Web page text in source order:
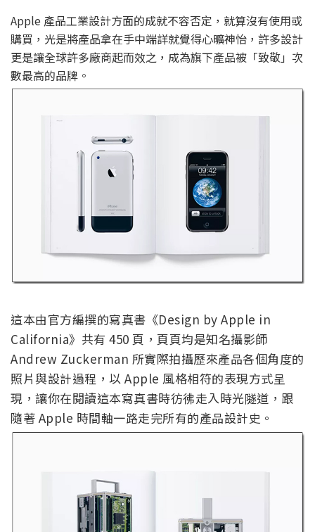
Apple 產品工業設計方面的成就不容否定，就算沒有使用或
購買，光是將產品拿在手中端詳就覺得心曠神怡，許多設計
更是讓全球許多廠商起而效之，成為旗下產品被「致敬」次
數最高的品牌。
這本由官方編撰的寫真書《Design by Apple in
California》共有 450 頁，頁頁均是知名攝影師
Andrew Zuckerman 所實際拍攝歷來產品各個角度的
照片與設計過程，以 Apple 風格相符的表現方式呈
現，讓你在閱讀這本寫真書時彷彿走入時光隧道，跟
隨著 Apple 時間軸一路走完所有的產品設計史。